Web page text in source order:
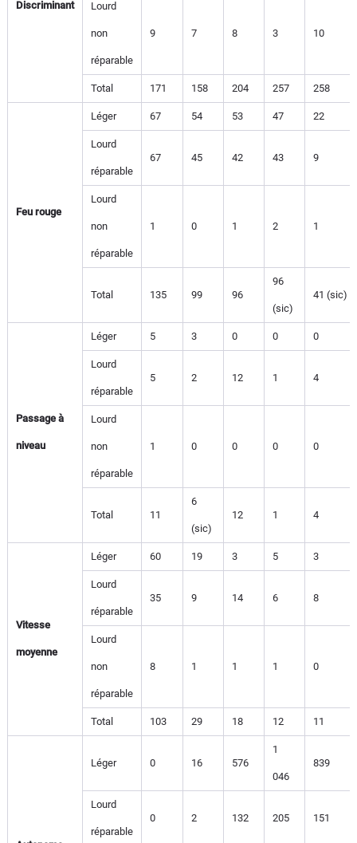
Discriminant Lourd
non
réparable
9 7 8 3 10
Total 171 158 204 257 258
Feu rouge
Léger 67 54 53 47 22
Lourd
réparable
67 45 42 43 9
Lourd
non
réparable
1 0 1 2 1
Total 135 99 96
96
(sic)
41 (sic)
Passage à
niveau
Léger 5 3 0 0 0
Lourd
réparable
5 2 12 1 4
Lourd
non
réparable
1 0 0 0 0
Total 11
6
(sic)
12 1 4
Vitesse
moyenne
Léger 60 19 3 5 3
Lourd
réparable
35 9 14 6 8
Lourd
non
réparable
8 1 1 1 0
Total 103 29 18 12 11
Léger 0 16 576
1
046
839
Lourd
réparable
0 2 132 205 151